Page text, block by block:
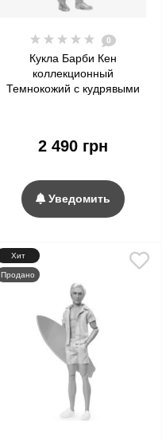
0
Кукла Барби Кен
коллекционный
Темнокожий с кудрявыми
Black Hair #25
2 490 грн
Уведомить
Хит
Продано